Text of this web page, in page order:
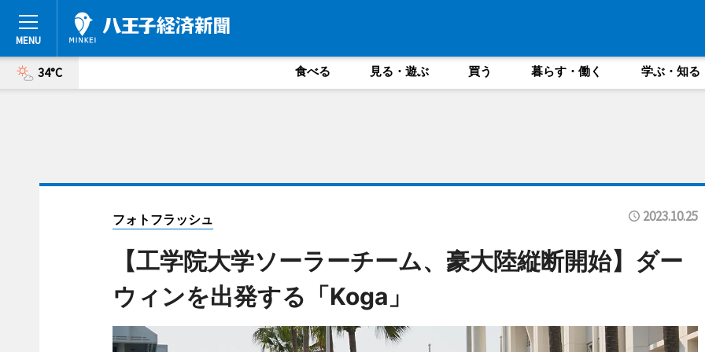
34°C 食べる 見る・遊ぶ 買う 暮らす・働く 学ぶ・知る
フォトフラッシュ 2023.10.25
【工学院大学ソーラーチーム、豪大陸縦断開始】ダー
ウィンを出発する「Koga」